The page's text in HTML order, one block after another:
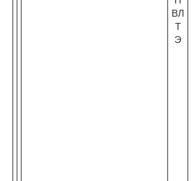
ВЛ
Т
Э